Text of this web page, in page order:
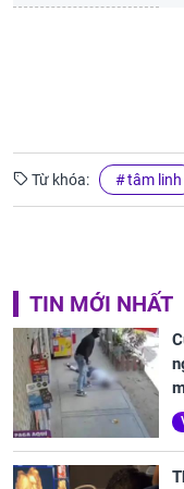
Từ khóa: tâm linh
TIN MỚI NHẤT